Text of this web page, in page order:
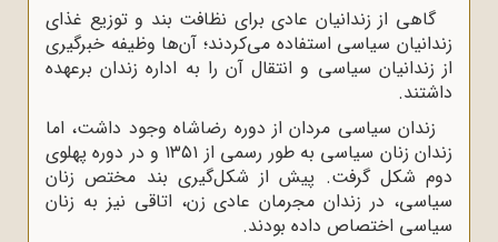
گاهی از زندانیان عادی برای نظافت بند و توزیع غذای
زندانیان سیاسی استفاده می‌کردند؛ آن‌ها وظیفه خبرگیری
از زندانیان سیاسی و انتقال آن را به اداره زندان برعهده
داشتند.
زندان سیاسی مردان از دوره رضاشاه وجود داشت، اما
زندان زنان سیاسی به طور رسمی از ۱۳۵۱ و در دوره پهلوی
دوم شکل گرفت. پیش از شکل‌گیری بند مختص زنان
سیاسی، در زندان مجرمان عادی زن، اتاقی نیز به زنان
سیاسی اختصاص داده بودند.